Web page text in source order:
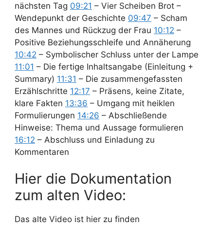
nächsten Tag 09:21 – Vier Scheiben Brot –
Wendepunkt der Geschichte 09:47 – Scham
des Mannes und Rückzug der Frau 10:12 –
Positive Beziehungsschleife und Annäherung
10:42 – Symbolischer Schluss unter der Lampe
11:01 – Die fertige Inhaltsangabe (Einleitung +
Summary) 11:31 – Die zusammengefassten
Erzählschritte 12:17 – Präsens, keine Zitate,
klare Fakten 13:36 – Umgang mit heiklen
Formulierungen 14:26 – Abschließende
Hinweise: Thema und Aussage formulieren
16:12 – Abschluss und Einladung zu
Kommentaren
Hier die Dokumentation
zum alten Video:
Das alte Video ist hier zu finden